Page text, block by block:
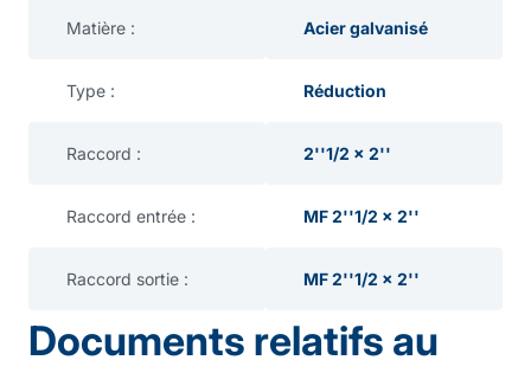
Matière : Acier galvanisé
Type : Réduction
Raccord : 2''1/2 x 2''
Raccord entrée : MF 2''1/2 x 2''
Raccord sortie : MF 2''1/2 x 2''
Documents relatifs au